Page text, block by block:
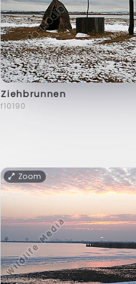
Ziehbrunnen
f10190
Zoom